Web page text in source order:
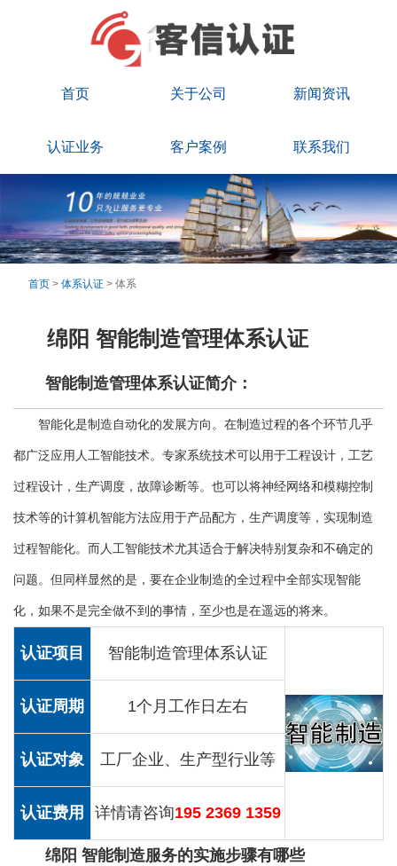
首页 关于公司 新闻资讯
认证业务 客户案例 联系我们
首页 > 体系认证 > 体系
绵阳 智能制造管理体系认证
智能制造管理体系认证简介：
智能化是制造自动化的发展方向。在制造过程的各个环节几乎
都广泛应用人工智能技术。专家系统技术可以用于工程设计，工艺
过程设计，生产调度，故障诊断等。也可以将神经网络和模糊控制
技术等的计算机智能方法应用于产品配方，生产调度等，实现制造
过程智能化。而人工智能技术尤其适合于解决特别复杂和不确定的
问题。但同样显然的是，要在企业制造的全过程中全部实现智能
化，如果不是完全做不到的事情，至少也是在遥远的将来。
认证项目 智能制造管理体系认证
认证周期 1个月工作日左右
认证对象 工厂企业、生产型行业等
认证费用 详情请咨询195 2369 1359
绵阳 智能制造服务的实施步骤有哪些